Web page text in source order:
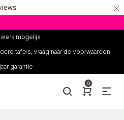
×
mogelijk
tafels, vraag naar de voorwaarden
garantie
0